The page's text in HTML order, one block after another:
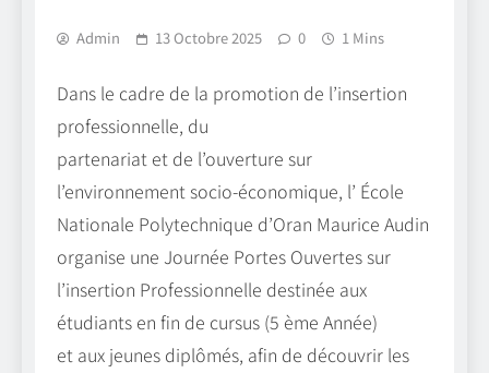
Admin 13 Octobre 2025 0 1 Mins
Dans le cadre de la promotion de l’insertion
professionnelle, du
partenariat et de l’ouverture sur
l’environnement socio-économique, l’ École
Nationale Polytechnique d’Oran Maurice Audin
organise une Journée Portes Ouvertes sur
l’insertion Professionnelle destinée aux
étudiants en fin de cursus (5 ème Année)
et aux jeunes diplômés, afin de découvrir les